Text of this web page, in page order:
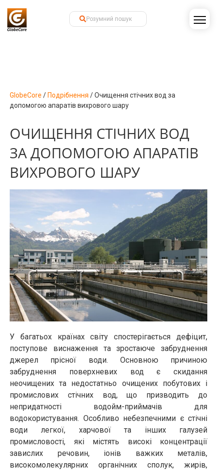
GlobeCore / Подрібнення /Очищення стічних вод за
допомогою апаратів вихрового шару
ОЧИЩЕННЯ СТІЧНИХ ВОД
ЗА ДОПОМОГОЮ АПАРАТІВ
ВИХРОВОГО ШАРУ
У багатьох країнах світу спостерігається дефіцит,
поступове виснаження та зростаюче забруднення
джерел прісної води. Основною причиною
забруднення поверхневих вод є скидання
неочищених та недостатньо очищених побутових і
промислових стічних вод, що призводить до
непридатності водойм-приймачів для
водокористування. Особливо небезпечними є стічні
води легкої, харчової та інших галузей
промисловості, які містять високі концентрації
завислих речовин, іонів важких металів,
високомолекулярних органічних сполук, жирів,